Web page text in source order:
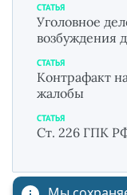
СТАТЬЯ
Уголовное
возбуждения
СТАТЬЯ
Контрафакт
жалобы
СТАТЬЯ
Ст. 226 ГПК